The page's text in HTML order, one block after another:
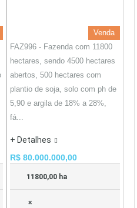
Venda
FAZ996 - Fazenda com 11800
hectares, sendo 4500 hectares
abertos, 500 hectares com
plantio de soja, solo com ph de
5,90 e argila de 18% a 28%,
fá...
+ Detalhes
R$ 80.000.000,00
11800,00 ha
×